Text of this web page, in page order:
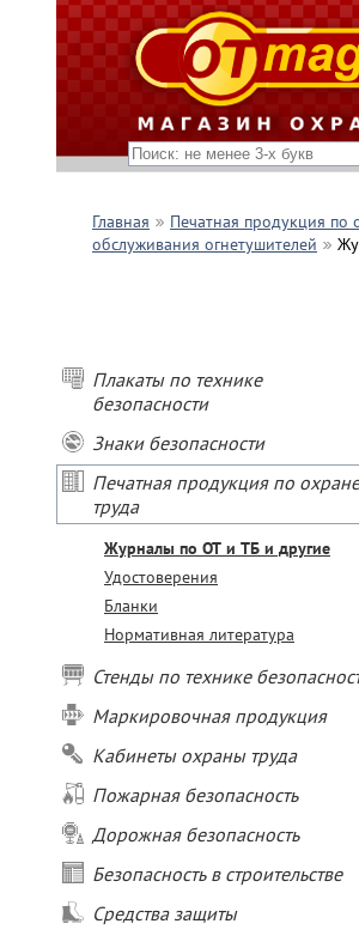
Главная Печатная продукция по
обслуживания огнетушителей
Плакаты по технике
безопасности
Знаки безопасности
Печатная продукция по охране
труда
Журналы по ОТ и ТБ и другие
Удостоверения
Бланки
Нормативная литература
Стенды по технике
Маркировочная продукция
Кабинеты охраны труда
Пожарная безопасность
Дорожная безопасность
Безопасность в строительстве
Средства защиты